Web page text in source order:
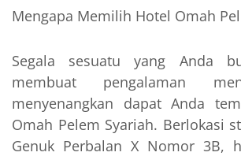
Mengapa Memilih Hotel Omah
Segala sesuatu yang Anda
membuat pengalaman
menyenangkan dapat Anda
Omah Pelem Syariah. Berlokasi
Genuk Perbalan X Nomor 3B,